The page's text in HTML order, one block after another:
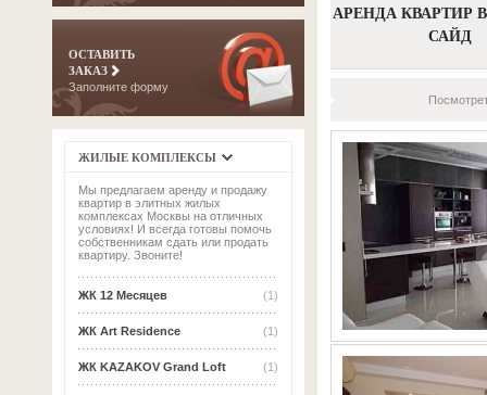
ОСТАВИТЬ
ЗАКАЗ
Заполните форму
ЖИЛЫЕ КОМПЛЕКСЫ
Мы предлагаем аренду и продажу
квартир в элитных жилых
комплексах Москвы на отличных
условиях! И всегда готовы помочь
собственникам сдать или продать
квартиру. Звоните!
(1)
ЖК 12 Месяцев
(1)
ЖК Art Residence
(1)
ЖК KAZAKOV Grand Loft
АРЕНДА КВАРТИР
САЙД